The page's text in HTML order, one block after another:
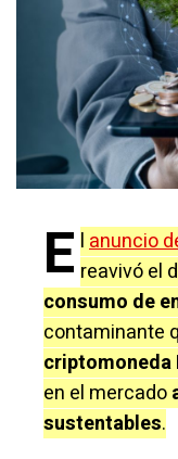
E lanuncio
reavivó el
consumo de
contaminante
criptomoneda
en el mercado
sustentables.